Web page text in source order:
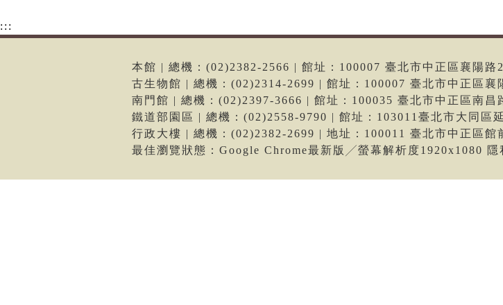
:::
本館 | 總機：(02)2382-2566 | 館址：100007 臺北市中正區襄陽路
古生物館 | 總機：(02)2314-2699 | 館址：100007 臺北市中正區襄
南門館 | 總機：(02)2397-3666 | 館址：100035 臺北市中正區南昌
鐵道部園區 | 總機：(02)2558-9790 | 館址：103011臺北市大同區
行政大樓 | 總機：(02)2382-2699 | 地址：100011 臺北市中正區館
最佳瀏覽狀態：Google Chrome最新版╱螢幕解析度1920x1080 隱